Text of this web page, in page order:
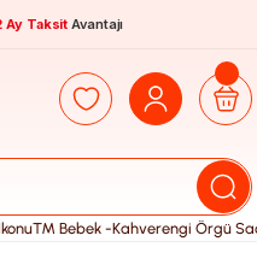
Ay Taksit Avantajı
Bebek -Kahverengi Örgü